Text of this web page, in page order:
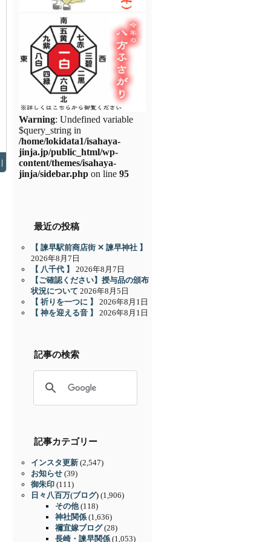
Warning: Undefined variable
$query_string in
/home/lokidata1/isahaya-
jinja.jp/public_html/wp-
content/themes/isahaya-
jinja/sidebar.php on line 95
最近の投稿
【 諫早駅前商店街 ✕ 諫早神社 】
2026年8月7日
【 八千代 】
2026年8月7日
【ご確認ください】授与品の頒布
状況について 2026年8月5日
【 祈りを一つに 】
2026年8月1日
【 神を迎える音 】
2026年8月1日
記事の検索
記事カテゴリー
インスタ更新 (2,547)
お知らせ (39)
御朱印 (111)
日々八百万(ブログ) (1,906)
その他(118)
神社関係 (1,636)
禰宜嫁ブログ(28)
長崎・諫早関係 (1,053)